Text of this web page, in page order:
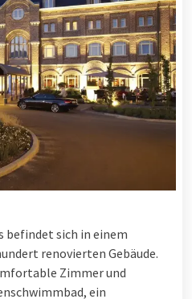
befindet sich in einem
renovierten Gebäude.
Zimmer und
ein